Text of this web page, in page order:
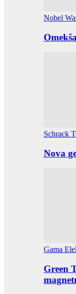
Nobel
Schrack
Nova
Gama
Green